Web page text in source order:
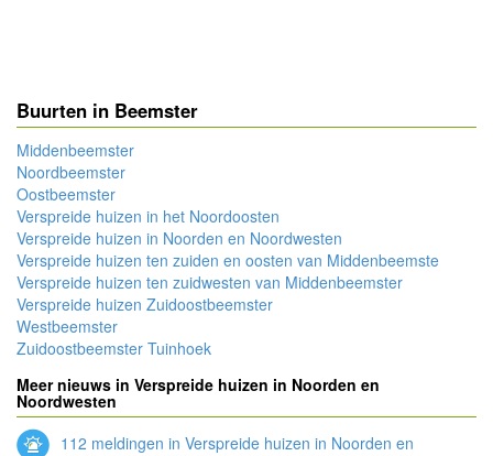
Buurten in Beemster
Middenbeemster
Noordbeemster
Oostbeemster
Verspreide huizen in het Noordoosten
Verspreide huizen in Noorden en Noordwesten
Verspreide huizen ten zuiden en oosten van Middenbeemste
Verspreide huizen ten zuidwesten van Middenbeemster
Verspreide huizen Zuidoostbeemster
Westbeemster
Zuidoostbeemster Tuinhoek
Meer nieuws in Verspreide huizen in Noorden en
Noordwesten
112 meldingen in Verspreide huizen in Noorden en